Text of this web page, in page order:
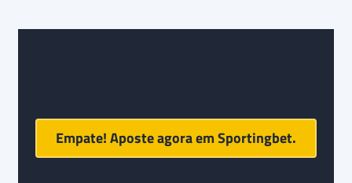
Empate! Aposte agora em Sportingbet.